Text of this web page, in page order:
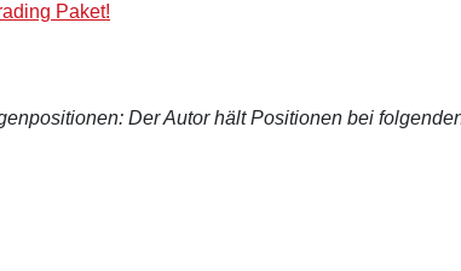
Paket!
Der Autor hält Positionen bei